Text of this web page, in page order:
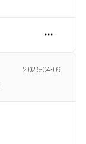
2026-04-09